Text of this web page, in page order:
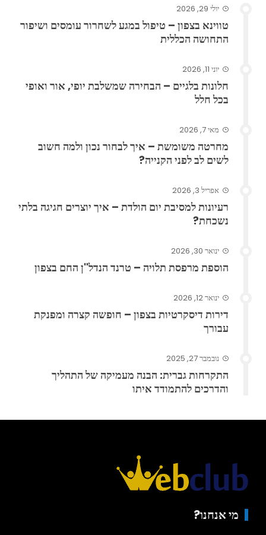
יולי 29, 2026
טווינא בצפון – טיפול במגע לשחרור עומסים ושיפור
התחושה הכללית
יוני 11, 2026
חלונות בלגיים – הבחירה שמשלבת יופי, אור ואופי
בכל חלל
מאי 7, 2026
מחרטה משומשת – איך לבחור נכון ולמה חשוב
לשים לב לפני הקנייה?
אפריל 3, 2026
רעיונות למסיבת יום הולדת – איך יוצרים חגיגה בלתי
נשכחת?
ינואר 30, 2026
הוספת מרפסת תלויה – טרנד הנדל"ן החם בצפון
ינואר 12, 2026
דירות דיסקרטיות בצפון – חופשה קצרה ומפנקת
עבורך
נובמבר 27, 2025
התקרחות גברית: הבנה מעמיקה של התהליך
והדרכים להתמודד איתו
מי אנחנו?